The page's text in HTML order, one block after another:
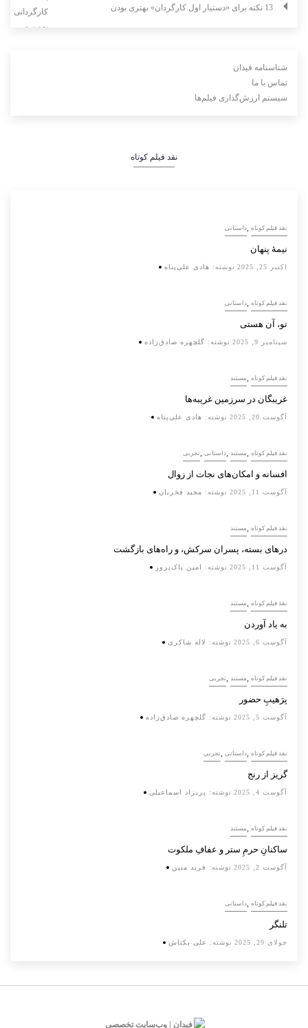
13 نکته برای «دستیار اول کارگردان» بهتری بودن
شناسنامه فیدان
تماس با ما
سیستم ارزش‌گذاری فیلم‌ها
نقد فیلم کوتاه
داستانی, نقد فیلم کوتاه
نیمۀ پنهان
نوشته: هادی علی‌پناه اکتبر 25, 2025
داستانی, نقد فیلم کوتاه
تو، آن هستی
نوشته: گلچهره صادق‌زاده سپتامبر 9, 2025
مستند, نقد فیلم کوتاه
غریبگان در سرزمین غریبه‌ها
نوشته: هادی علی‌پناه آگوست 20, 2025
تجربی, داستانی, مستند, نقد فیلم کوتاه
افسانه‌ و امکان‌های نجات از زوال
نوشته: مجید فخریان آگوست 11, 2025
مستند, نقد فیلم کوتاه
درهای بسته، پسران سرکش، و راه‌های بازگشت
نوشته: امین پاک‌پرور آگوست 11, 2025
مستند, نقد فیلم کوتاه
به یاد آوردن
نوشته: لاله شاکری آگوست 6, 2025
تجربی, مستند, نقد فیلم کوتاه
پرَهیب‌ِ حضور
نوشته: گلچهره صادق‌زاده آگوست 5, 2025
تجربی, داستانی, نقد فیلم کوتاه
گریز از رنج
نوشته: پریزاد اسماعیلی آگوست 4, 2025
مستند, نقد فیلم کوتاه
ساکنانِ حرمِ ستر و عفافِ ملکوت
نوشته: فرید متین آگوست 2, 2025
داستانی, نقد فیلم کوتاه
تلنگر
نوشته: علی بکتاش جولای 29, 2025